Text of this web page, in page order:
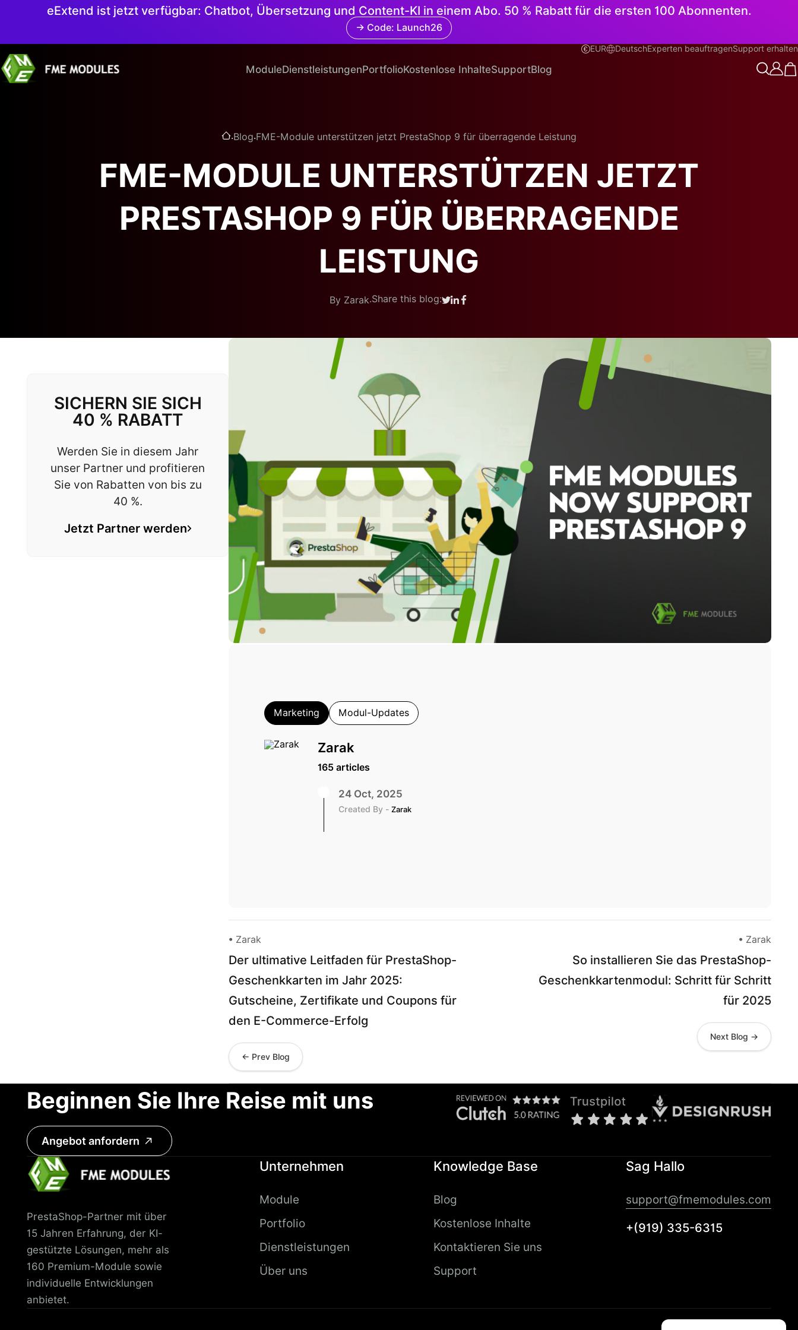
eExtend ist jetzt verfügbar: Chatbot, Übersetzung und Content-KI in einem Abo. 50 % Rabatt für die ersten 100 Abonnenten.
→ Code: Launch26
EUR Deutsch
Deutsch Experten beauftragenSupport erhalten
ModuleDienstleistungenPortfolioKostenlose InhalteSupportBlog
.Blog.FME-Module unterstützen jetzt PrestaShop 9 für überragende Leistung
FME-MODULE UNTERSTÜTZEN JETZT
PRESTASHOP 9 FÜR ÜBERRAGENDE
LEISTUNG
By Zarak.Share this blog:
SICHERN SIE SICH
40 % RABATT
Werden Sie in diesem Jahr
unser Partner und profitieren
Sie von Rabatten von bis zu
40 %.
Jetzt Partner werden
Marketing Modul-Updates
Zarak
165 articles
24 Oct, 2025
Created By - Zarak
• Zarak
Der ultimative Leitfaden für PrestaShop-
Geschenkkarten im Jahr 2025:
Gutscheine, Zertifikate und Coupons für
den E-Commerce-Erfolg
← Prev Blog
• Zarak
So installieren Sie das PrestaShop-
Geschenkkartenmodul: Schritt für Schritt
für 2025
Next Blog →
Beginnen Sie Ihre Reise mit uns
Angebot anfordern
PrestaShop-Partner mit über
15 Jahren Erfahrung, der KI-
gestützte Lösungen, mehr als
160 Premium-Module sowie
individuelle Entwicklungen
anbietet.
Unternehmen
Module
Portfolio
Dienstleistungen
Über uns
Knowledge Base
Blog
Kostenlose Inhalte
Kontaktieren Sie uns
Support
Sag Hallo
support@fmemodules.com
+(919) 335-6315